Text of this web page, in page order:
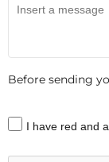
Before sending
I have red and